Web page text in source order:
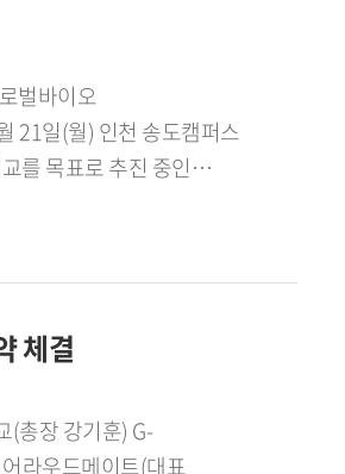
기업의 현장 수요를
.
을 추진할 예정이다.또한
등 글로벌
및 혁신 모델 창출에도
등 5개 학생 창업팀이
디어를 바탕으로 사업화를
학생들은 "지역 기업과
장하고, 지역사회와 함께
들어 가겠다"고 말했다.
21일(월) 인천 송도캠퍼스
를 목표로 추진 중인
주요 부서의 팀장 및
향후 추진 일정과 부서별
로 활용될 주요 시설을
퍼스 개교준비위원회']
를 받아, 2027학년도
류 기능을 갖춘 복합
체결
라우드메이트(대표